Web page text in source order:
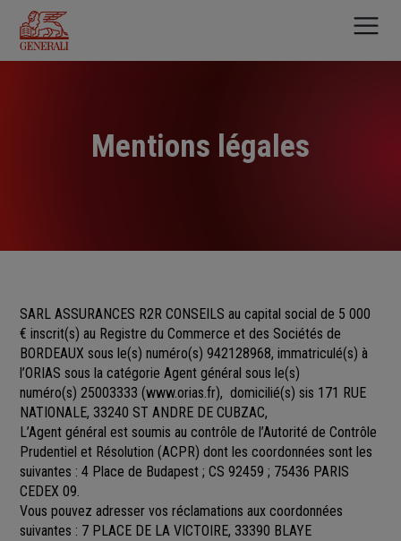
contenu
principal
Mentions légales
SARL ASSURANCES R2R CONSEILS au capital social de 5 000
€ inscrit(s) au Registre du Commerce et des Sociétés de
BORDEAUX sous le(s) numéro(s) 942128968, immatriculé(s) à
l’ORIAS sous la catégorie Agent général sous le(s)
numéro(s) 25003333 (www.orias.fr), domicilié(s) sis 171 RUE
NATIONALE, 33240 ST ANDRE DE CUBZAC,
L’Agent général est soumis au contrôle de l’Autorité de Contrôle
Prudentiel et Résolution (ACPR) dont les coordonnées sont les
suivantes : 4 Place de Budapest ; CS 92459 ; 75436 PARIS
CEDEX 09.
Vous pouvez adresser vos réclamations aux coordonnées
suivantes : 7 PLACE DE LA VICTOIRE, 33390 BLAYE